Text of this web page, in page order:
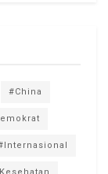
#China